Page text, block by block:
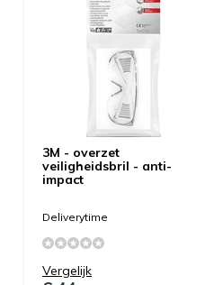
3M - overzet
veiligheidsbril - anti-
impact
Deliverytime
Vergelijk